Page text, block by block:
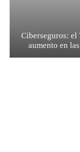
Ciberseguros: el
aumento en